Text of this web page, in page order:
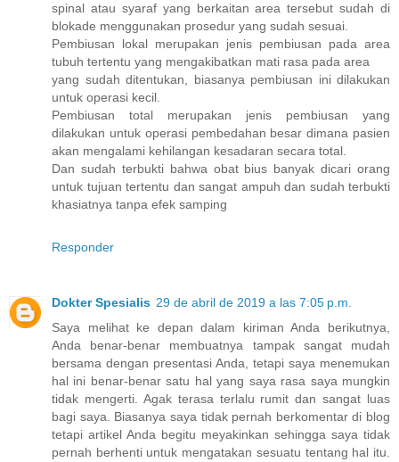
spinal atau syaraf yang berkaitan area tersebut sudah di
blokade menggunakan prosedur yang sudah sesuai.
Pembiusan lokal merupakan jenis pembiusan pada area
tubuh tertentu yang mengakibatkan mati rasa pada area
yang sudah ditentukan, biasanya pembiusan ini dilakukan
untuk operasi kecil.
Pembiusan total merupakan jenis pembiusan yang
dilakukan untuk operasi pembedahan besar dimana pasien
akan mengalami kehilangan kesadaran secara total.
Dan sudah terbukti bahwa obat bius banyak dicari orang
untuk tujuan tertentu dan sangat ampuh dan sudah terbukti
khasiatnya tanpa efek samping
Responder
Dokter Spesialis 29 de abril de 2019 a las 7:05 p.m.
Saya melihat ke depan dalam kiriman Anda berikutnya,
Anda benar-benar membuatnya tampak sangat mudah
bersama dengan presentasi Anda, tetapi saya menemukan
hal ini benar-benar satu hal yang saya rasa saya mungkin
tidak mengerti. Agak terasa terlalu rumit dan sangat luas
bagi saya. Biasanya saya tidak pernah berkomentar di blog
tetapi artikel Anda begitu meyakinkan sehingga saya tidak
pernah berhenti untuk mengatakan sesuatu tentang hal itu.